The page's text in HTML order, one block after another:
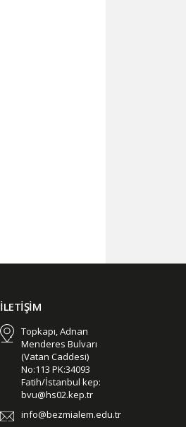
İLETİŞİM
Topkapı, Adnan
Menderes Bulvarı
(Vatan Caddesi)
No:113 PK:34093
Fatih/İstanbul kep:
bvu@hs02.kep.tr
info@bezmialem.edu.tr